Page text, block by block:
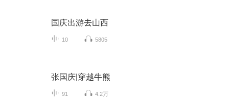
国庆出游去山西
10 5805
张国庆|穿越牛熊
91 4.2万